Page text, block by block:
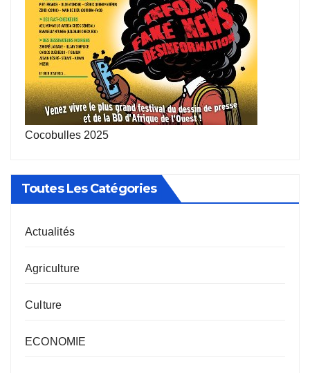
Cocobulles 2025
Toutes Les Catégories
Actualités
Agriculture
Culture
ECONOMIE